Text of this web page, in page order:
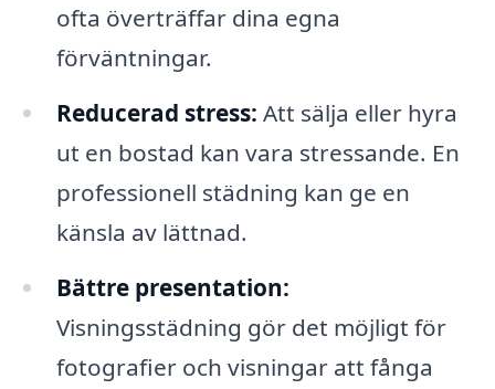
ofta överträffar dina egna
förväntningar.
Reducerad stress: Att sälja eller hyra
ut en bostad kan vara stressande. En
professionell städning kan ge en
känsla av lättnad.
Bättre presentation:
Visningsstädning gör det möjligt för
fotografier och visningar att fånga